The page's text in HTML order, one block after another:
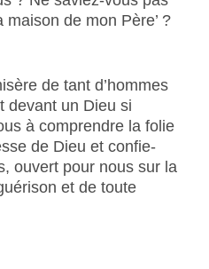
de mon Père’ ?
de tant d’hommes
devant un Dieu si
à comprendre la folie
de Dieu et confie-
ouvert pour nous sur la
et de toute